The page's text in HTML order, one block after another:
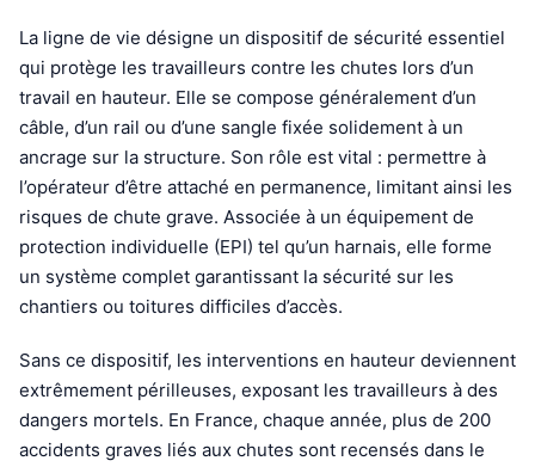
La ligne de vie désigne un dispositif de sécurité essentiel
qui protège les travailleurs contre les chutes lors d’un
travail en hauteur. Elle se compose généralement d’un
câble, d’un rail ou d’une sangle fixée solidement à un
ancrage sur la structure. Son rôle est vital : permettre à
l’opérateur d’être attaché en permanence, limitant ainsi les
risques de chute grave. Associée à un équipement de
protection individuelle (EPI) tel qu’un harnais, elle forme
un système complet garantissant la sécurité sur les
chantiers ou toitures difficiles d’accès.
Sans ce dispositif, les interventions en hauteur deviennent
extrêmement périlleuses, exposant les travailleurs à des
dangers mortels. En France, chaque année, plus de 200
accidents graves liés aux chutes sont recensés dans le